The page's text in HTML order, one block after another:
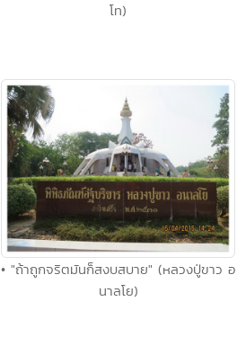
โท)
• "ถ้าถูกจริตมันก็สงบสบาย" (หลวงปู่ขาว อ
นาลโย)